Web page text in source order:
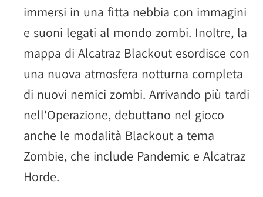
immersi in una fitta nebbia con immagini
e suoni legati al mondo zombi. Inoltre, la
mappa di Alcatraz Blackout esordisce con
una nuova atmosfera notturna completa
di nuovi nemici zombi. Arrivando più tardi
nell'Operazione, debuttano nel gioco
anche le modalità Blackout a tema
Zombie, che include Pandemic e Alcatraz
Horde.